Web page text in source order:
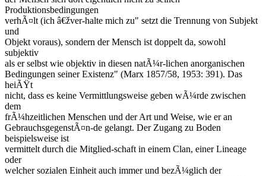
Produktionsbedingungen
verhÃ¤lt (ich â€žver-halte mich zu" setzt die Trennung von Subjekt
und
Objekt voraus), sondern der Mensch ist doppelt da, sowohl
subjektiv
als er selbst wie objektiv in diesen natÃ¼r-lichen anorganischen
Bedingungen seiner Existenz" (Marx 1857/58, 1953: 391). Das
heiÃŸt
nicht, dass es keine Vermittlungsweise geben wÃ¼rde zwischen
dem
frÃ¼hzeitlichen Menschen und der Art und Weise, wie er an
GebrauchsgegenstÃ¤n-de gelangt. Der Zugang zu Boden
beispielsweise ist
vermittelt durch die Mitglied-schaft in einem Clan, einer Lineage
oder
welcher sozialen Einheit auch immer und bezÃ¼glich der